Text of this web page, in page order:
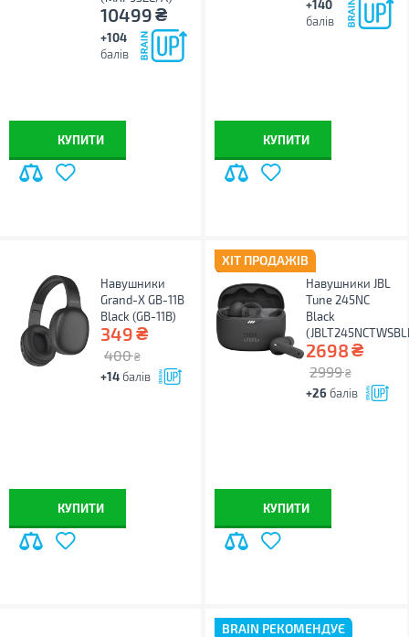
10499₴
+104
балів
КУПИТИ
+140
балів
КУПИТИ
Навушники
Grand-X GB-11B
Black (GB-11B)
349₴
400 ₴
+14 балів
КУПИТИ
ХІТ ПРОДАЖІВ
Навушники JBL
Tune 245NC
Black
2698₴
2999 ₴
+26 балів
КУПИТИ
BRAIN РЕКОМЕНДУЄ